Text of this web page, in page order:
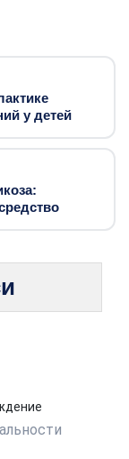
у детей